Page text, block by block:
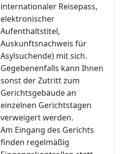
internationaler Reisepass,
elektronischer
Aufenthaltstitel,
Auskunftsnachweis für
Asylsuchende) mit sich.
Gegebenenfalls kann Ihnen
sonst der Zutritt zum
Gerichtsgebäude an
einzelnen Gerichtstagen
verweigert werden.
Am Eingang des Gerichts
finden regelmäßig